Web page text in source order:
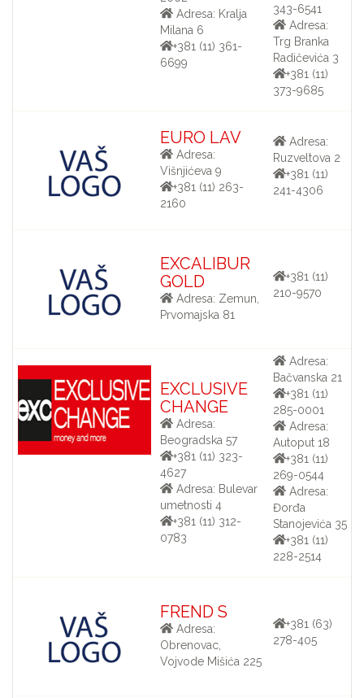
Adresa: Kralja
Milana 6
+381 (11) 361-
6699
343-6541
Adresa:
Trg Branka
Radičevića 3
+381 (11)
373-9685
EURO LAV
Adresa:
Višnjićeva 9
+381 (11) 263-
2160
Adresa:
Ruzveltova 2
+381 (11)
241-4306
EXCALIBUR
GOLD
Adresa: Zemun,
Prvomajska 81
+381 (11)
210-9570
EXCLUSIVE
CHANGE
Adresa:
Beogradska 57
+381 (11) 323-
4627
Adresa: Bulevar
umetnosti 4
+381 (11) 312-
0783
Adresa:
Bačvanska 21
+381 (11)
285-0001
Adresa:
Autoput 18
+381 (11)
269-0544
Adresa:
Đorđa
Stanojevića 35
+381 (11)
228-2514
FREND S
Adresa:
Obrenovac,
Vojvode Mišića 225
+381 (63)
278-405